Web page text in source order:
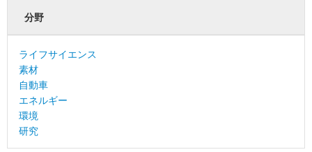
分野
ライフサイエンス
素材
自動車
エネルギー
環境
研究